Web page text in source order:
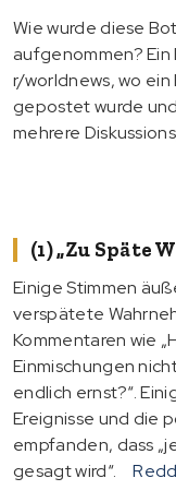
Wie wurde diese
aufgenommen?
r/worldnews, wo
gepostet wurde
mehrere
(1) „Zu Späte
Einige Stimmen
verspätete
Kommentaren wie
Einmischungen
endlich ernst?“.
Ereignisse und die
empfanden, dass
gesagt wird“.